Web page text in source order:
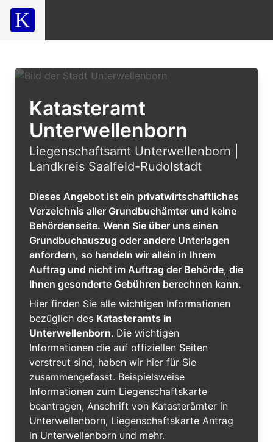
Katasteramt
Unterwellenborn
Liegenschaftsamt Unterwellenborn |
Landkreis Saalfeld-Rudolstadt
Dieses Angebot ist ein privatwirtschaftliches
Verzeichnis aller Grundbuchämter und keine
Behördenseite. Wenn Sie über uns einen
Grundbuchauszug oder andere Unterlagen
anfordern, so handeln wir allein in Ihrem
Auftrag und nicht im Auftrag der Behörde, die
Ihnen gesonderte Gebühren berechnen kann.
Hier finden Sie alle wichtigen Informationen
bezüglich des Katasteramts in
Unterwellenborn. Die wichtigen
Informationen die auf offiziellen Seiten
verstreut sind, haben wir hier für Sie
zusammengefasst. Beispielsweise
Informationen zum Liegenschaftskarte
beantragen, Anschrift von Katasterämter in
Unterwellenborn, Liegenschaftskarte Antrag
in Unterwellenborn und mehr.